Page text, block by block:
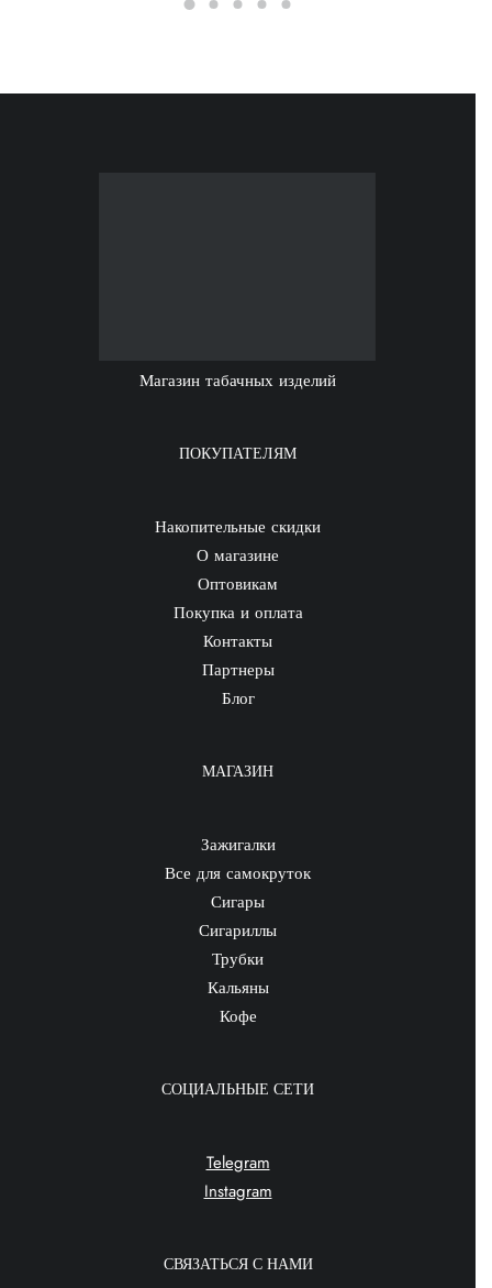
Магазин табачных изделий
ПОКУПАТЕЛЯМ
Накопительные скидки
О магазине
Оптовикам
Покупка и оплата
Контакты
Партнеры
Блог
МАГАЗИН
Зажигалки
Все для самокруток
Сигары
Сигариллы
Трубки
Кальяны
Кофе
СОЦИАЛЬНЫЕ СЕТИ
Telegram
Instagram
СВЯЗАТЬСЯ С НАМИ